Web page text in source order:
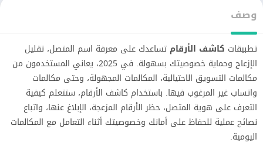
وصف
تطبيقات كاشف الأرقام تساعدك على معرفة اسم المتصل، تقليل
الإزعاج وحماية خصوصيتك بسهولة. في 2025، يعاني المستخدمون من
مكالمات التسويق الاحتيالية، المكالمات المجهولة، وحتى مكالمات
واتساب غير المرغوب فيها. باستخدام كاشف الأرقام، ستتعلم كيفية
التعرف على هوية المتصل، حظر الأرقام المزعجة، الإبلاغ عنها، واتباع
نصائح عملية للحفاظ على أمانك وخصوصيتك أثناء التعامل مع المكالمات
اليومية.